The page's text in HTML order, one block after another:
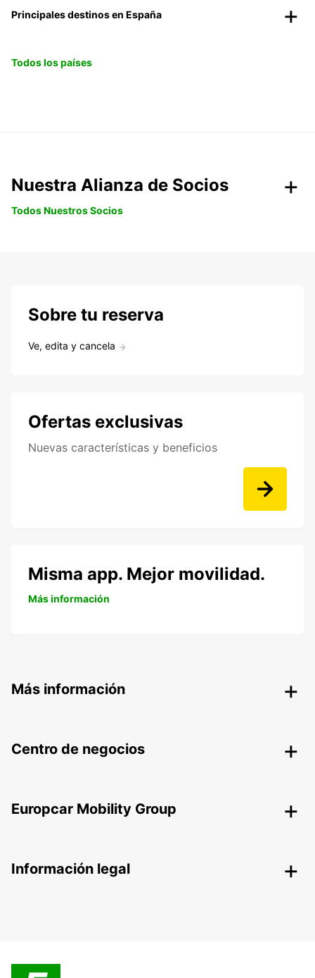
Principales destinos en España
Todos los países
Nuestra Alianza de Socios
Todos Nuestros Socios
Sobre tu reserva
Ve, edita y cancela
Ofertas exclusivas
Nuevas características y beneficios
Misma app. Mejor movilidad.
Más información
Más información
Centro de negocios
Europcar Mobility Group
Información legal